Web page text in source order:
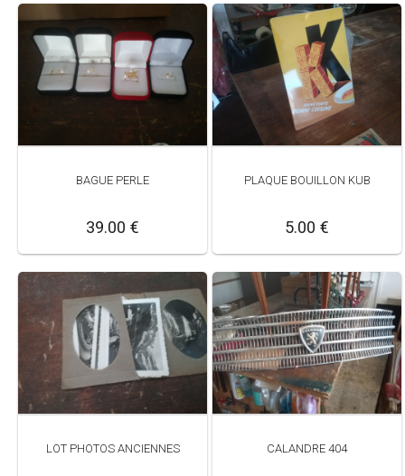
BAGUE PERLE
39.00 €
PLAQUE BOUILLON KUB
5.00 €
LOT PHOTOS ANCIENNES CALANDRE 404